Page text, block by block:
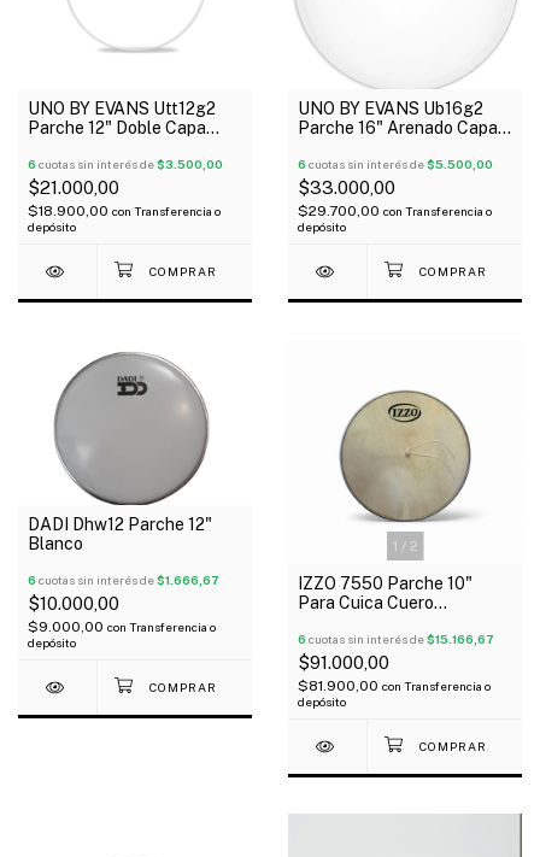
UNO BY EVANS Utt12g2
Parche 12" Doble Capa
6 cuotas sin interés de$3.500,00
$21.000,00
$18.900,00 con Transferencia o
depósito
UNO BY EVANS Ub16g2
Parche 16" Arenado Capa
6 cuotas sin interés de$5.500,00
$33.000,00
$29.700,00 con Transferencia o
depósito
DADI Dhw12 Parche 12"
Blanco
6 cuotas sin interés de$1.666,67
$10.000,00
$9.000,00 con Transferencia o
depósito
1 / 2
IZZO 7550 Parche 10"
Para Cuica Cuero
6 cuotas sin interés de$15.166,67
$91.000,00
$81.900,00 con Transferencia o
depósito